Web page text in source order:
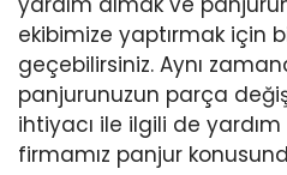
ekibimize yaptırmak için
geçebilirsiniz. Aynı
panjurunuzun parça
ihtiyacı ile ilgili de
firmamız panjur